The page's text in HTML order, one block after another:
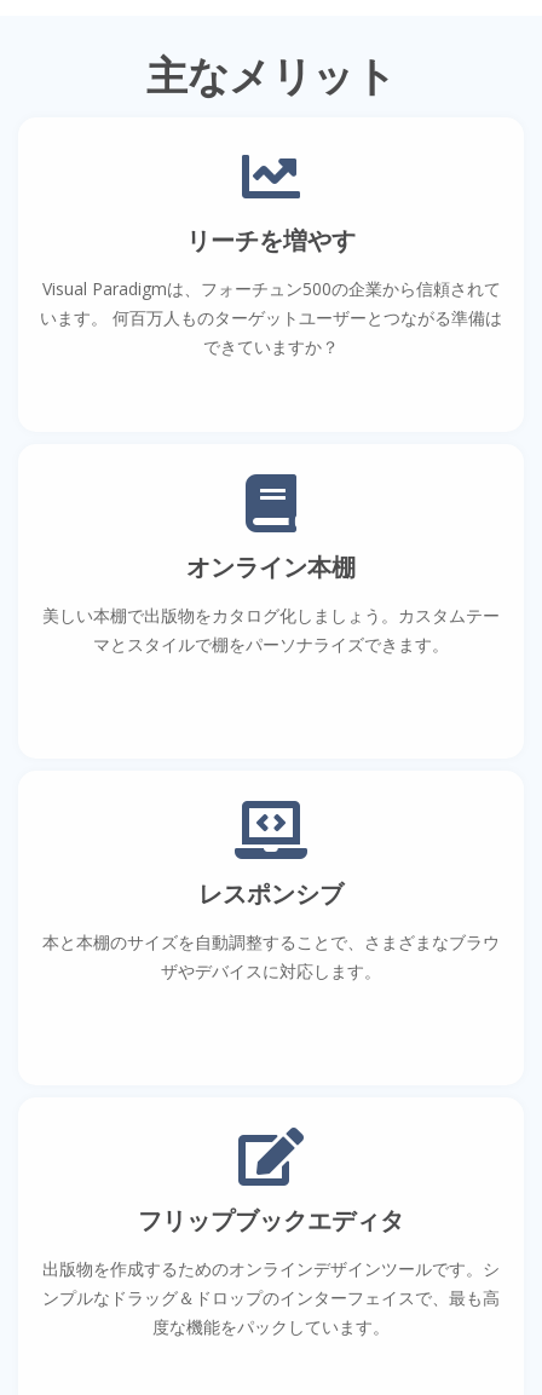
主なメリット
リーチを増やす
Visual Paradigmは、フォーチュン500の企業から信頼されて
います。 何百万人ものターゲットユーザーとつながる準備は
できていますか？
オンライン本棚
美しい本棚で出版物をカタログ化しましょう。カスタムテー
マとスタイルで棚をパーソナライズできます。
レスポンシブ
本と本棚のサイズを自動調整することで、さまざまなブラウ
ザやデバイスに対応します。
フリップブックエディタ
出版物を作成するためのオンラインデザインツールです。シ
ンプルなドラッグ＆ドロップのインターフェイスで、最も高
度な機能をパックしています。